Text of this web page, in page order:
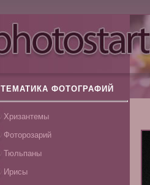
ТЕМАТИКА ФОТОГРАФИЙ
Хризантемы
Фоторозарий
Тюльпаны
Ирисы